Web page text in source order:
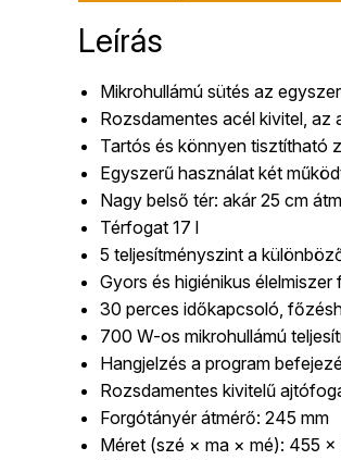
Leírás
Mikrohullámú sütés az
Rozsdamentes acél kivitel, az
Tartós és könnyen tisztítható
Egyszerű használat két
Nagy belső tér: akár 25 cm
Térfogat 17 l
5 teljesítményszint a
Gyors és higiénikus élelmiszer
30 perces időkapcsoló,
700 W-os mikrohullámú
Hangjelzés a program
Rozsdamentes kivitelű
Forgótányér átmérő: 245 mm
Méret (szé × ma × mé): 455